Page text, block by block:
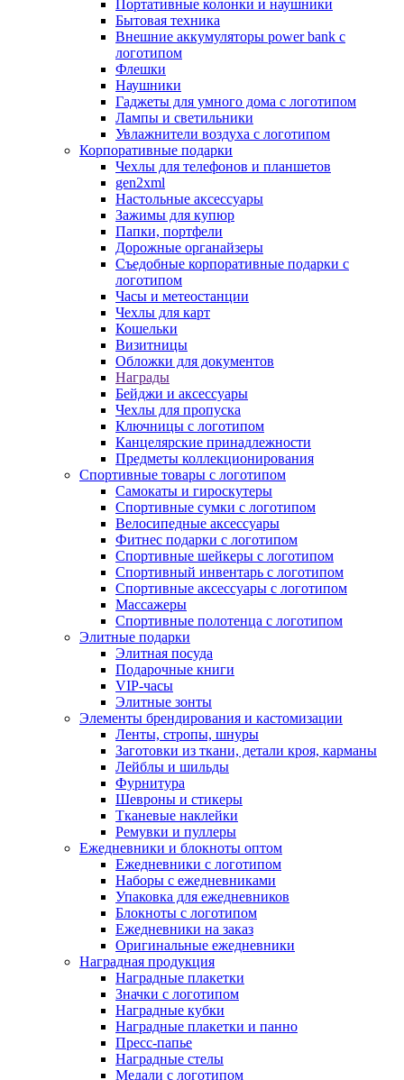
Портативные колонки и наушники
Бытовая техника
Внешние аккумуляторы power bank с
логотипом
Флешки
Наушники
Гаджеты для умного дома с логотипом
Лампы и светильники
Увлажнители воздуха с логотипом
Корпоративные подарки
Чехлы для телефонов и планшетов
gen2xml
Настольные аксессуары
Зажимы для купюр
Папки, портфели
Дорожные органайзеры
Съедобные корпоративные подарки с
логотипом
Часы и метеостанции
Чехлы для карт
Кошельки
Визитницы
Обложки для документов
Награды
Бейджи и аксессуары
Чехлы для пропуска
Ключницы с логотипом
Канцелярские принадлежности
Предметы коллекционирования
Спортивные товары с логотипом
Самокаты и гироскутеры
Спортивные сумки с логотипом
Велосипедные аксессуары
Фитнес подарки с логотипом
Спортивные шейкеры с логотипом
Спортивный инвентарь с логотипом
Спортивные аксессуары с логотипом
Массажеры
Спортивные полотенца с логотипом
Элитные подарки
Элитная посуда
Подарочные книги
VIP-часы
Элитные зонты
Элементы брендирования и кастомизации
Ленты, стропы, шнуры
Заготовки из ткани, детали кроя, карманы
Лейблы и шильды
Фурнитура
Шевроны и стикеры
Тканевые наклейки
Ремувки и пуллеры
Ежедневники и блокноты оптом
Ежедневники с логотипом
Наборы с ежедневниками
Упаковка для ежедневников
Блокноты с логотипом
Ежедневники на заказ
Оригинальные ежедневники
Наградная продукция
Наградные плакетки
Значки с логотипом
Наградные кубки
Наградные плакетки и панно
Пресс-папье
Наградные стелы
Медали с логотипом